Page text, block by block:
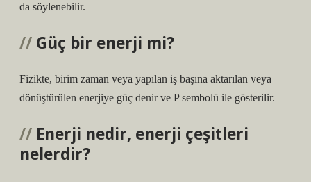
da söylenebilir.
Güç bir enerji mi?
Fizikte, birim zaman veya yapılan iş başına aktarılan veya
dönüştürülen enerjiye güç denir ve P sembolü ile gösterilir.
Enerji nedir, enerji çeşitleri
nelerdir?